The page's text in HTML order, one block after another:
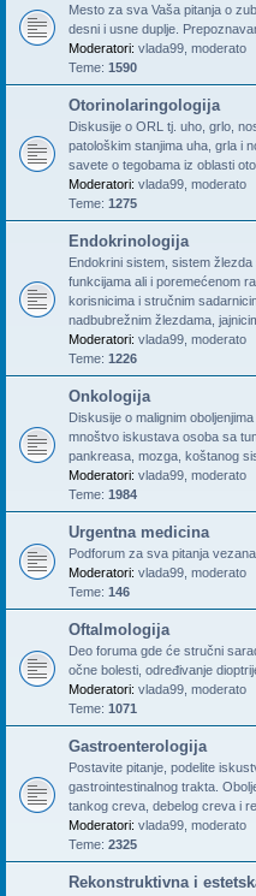
Mesto za sva Vaša pitanja o
desni i usne duplje.
Moderatori: vlada99 moderato
Teme: 1590
Otorinolaringologija
Diskusije o ORL tj. uho, grlo,
patološkim stanjima uha, grla i
savete o tegobama iz oblasti
Moderatori: vlada99 moderato
Teme: 1275
Endokrinologija
Endokrini sistem, sistem
funkcijama ali i poremećenom
korisnicima i stručnim
nadbubrežnim žlezdama,
Moderatori: vlada99 moderato
Teme: 1226
Onkologija
Diskusije o malignim
mnoštvo iskustava osoba sa
pankreasa, mozga, koštanog
Moderatori: vlada99 moderato
Teme: 1984
Urgentna medicina
Podforum za sva pitanja
Moderatori: vlada99 moderato
Teme: 146
Oftalmologija
Deo foruma gde će stručni
očne bolesti, određivanje
Moderatori: vlada99 moderato
Teme: 1071
Gastroenterologija
Postavite pitanje, podelite
gastrointestinalnog trakta.
tankog creva, debelog creva i
Moderatori: vlada99 moderato
Teme: 2325
Rekonstruktivna i